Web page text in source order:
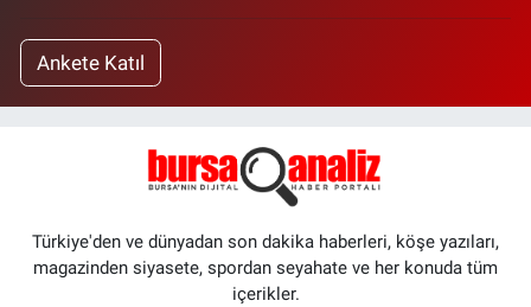
Ankete Katıl
Türkiye'den ve dünyadan son dakika haberleri, köşe yazıları,
magazinden siyasete, spordan seyahate ve her konuda tüm
içerikler.